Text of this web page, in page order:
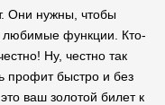
Они нужны, чтобы
любимые функции. Кто-
Ну, честно так
профит быстро и без
ваш золотой билет к